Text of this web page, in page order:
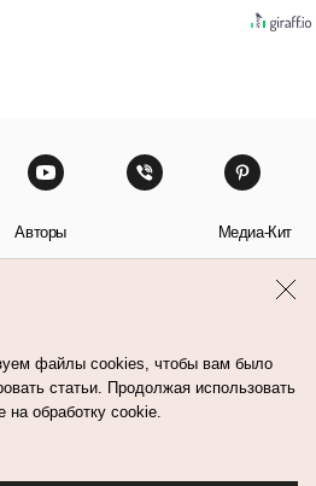
Авторы Медиа-Кит
файлы cookies, чтобы вам было
статьи. Продолжая использовать
на обработку cookie.